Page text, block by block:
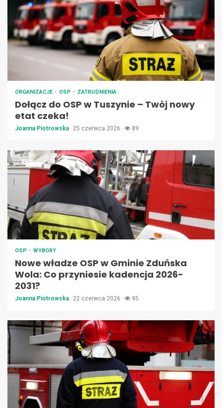
ORGANIZACJE OSP ZATRUDNIENIA
Dołącz do OSP w Tuszynie – Twój nowy
etat czeka!
Joanna Piotrowska 25 czerwca 2026 89
OSP WYBORY
Nowe władze OSP w Gminie Zduńska
Wola: Co przyniesie kadencja 2026-
2031?
Joanna Piotrowska 22 czerwca 2026 95